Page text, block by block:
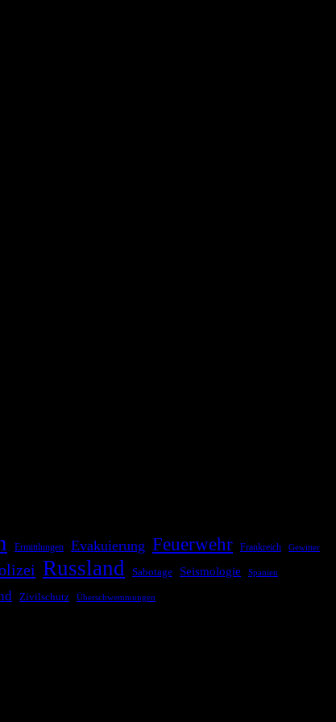
Ermittlungen Evakuierung Feuerwehr Frankreich Gewitter
Russland Sabotage Seismologie Spanien
Zivilschutz Überschwemmungen